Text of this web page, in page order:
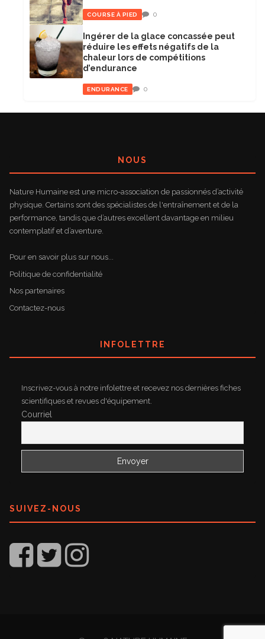
COURSE À PIED 0
Ingérer de la glace concassée peut
réduire les effets négatifs de la
chaleur lors de compétitions
d’endurance
ENDURANCE 0
NOUS
Nature Humaine est une micro-association de passionnés d’activité
physique. Certains sont des spécialistes de l'entraînement et de la
performance, tandis que d’autres excellent davantage en milieu
contemplatif et d’aventure.
Pour en savoir plus sur nous...
Politique de confidentialité
Nos partenaires
Contactez-nous
INFOLETTRE
Inscrivez-vous à notre infolettre et recevez nos dernières fiches
scientifiques et revues d'équipement.
Courriel
SUIVEZ-NOUS